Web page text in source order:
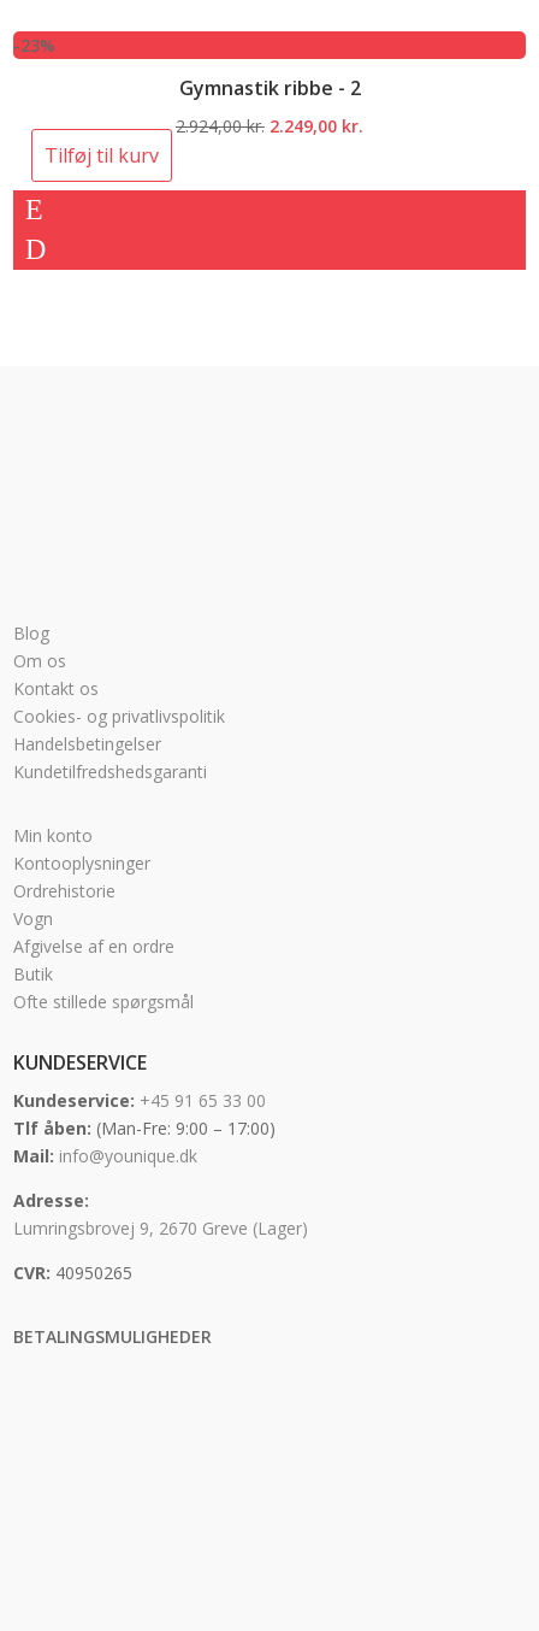
-23%
Gymnastik ribbe - 2
2.924,00kr. Den
2.249,00 kr.
Tilføj til kurv
Blog
Om os
Kontakt os
Cookies- og privatlivspolitik
Handelsbetingelser
Kundetilfredshedsgaranti
Min konto
Kontooplysninger
Ordrehistorie
Vogn
Afgivelse af en ordre
Butik
Ofte stillede spørgsmål
KUNDESERVICE
Kundeservice: +45 91 65 33 00
Tlf åben: (Man-Fre: 9:00 – 17:00)
Mail: info@younique.dk
Adresse:
Lumringsbrovej 9, 2670 Greve (Lager)
CVR: 40950265
BETALINGSMULIGHEDER